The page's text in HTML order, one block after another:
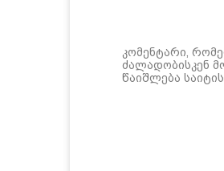
კომენტარი,
ძალადობისკენ
წაიშლება